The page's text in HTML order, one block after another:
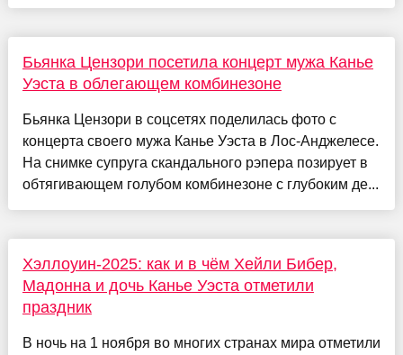
Бьянка Цензори посетила концерт мужа Канье
Уэста в облегающем комбинезоне
Бьянка Цензори в соцсетях поделилась фото с
концерта своего мужа Канье Уэста в Лос-Анджелесе.
На снимке супруга скандального рэпера позирует в
обтягивающем голубом комбинезоне с глубоким де...
Хэллоуин-2025: как и в чём Хейли Бибер,
Мадонна и дочь Канье Уэста отметили
праздник
В ночь на 1 ноября во многих странах мира отметили